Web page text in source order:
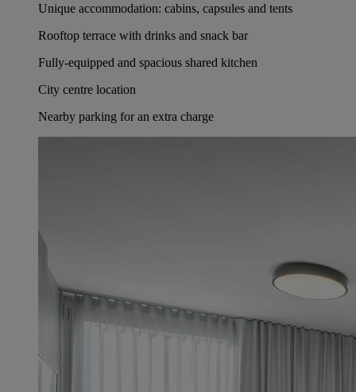
Unique accommodation: cabins, capsules and tents
Rooftop terrace with drinks and snack bar
Fully-equipped and spacious shared kitchen
City centre location
Nearby parking for an extra charge